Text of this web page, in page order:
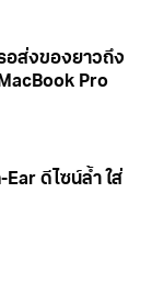
อส่งของยาวถึง
Pro
ดีไซน์ล้ำ ใส่